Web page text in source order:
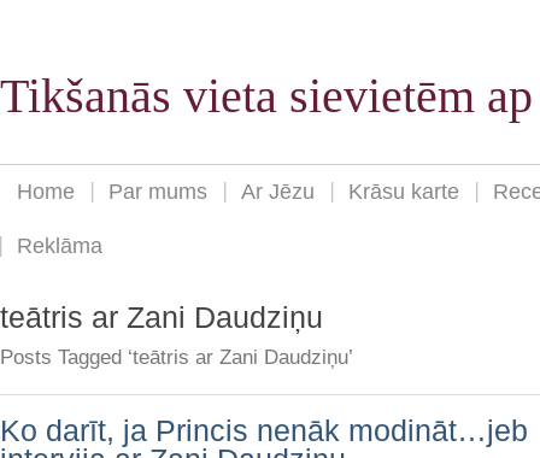
Tikšanās vieta sievietēm
Home Par mums Ar Jēzu Krāsu karte
Reklāma
teātris ar Zani Daudziņu
Posts Tagged ‘teātris ar Zani Daudziņu’
Ko darīt, ja Princis nenāk modināt…jeb